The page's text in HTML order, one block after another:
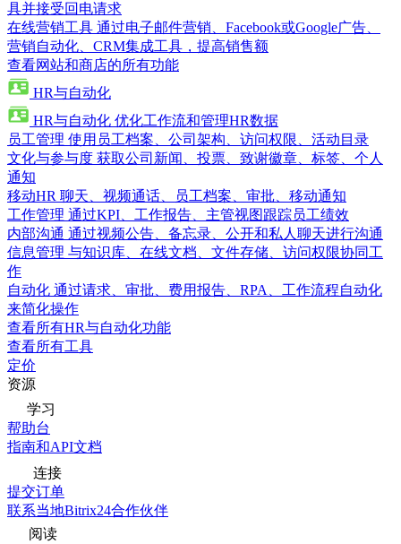
具并接受回电请求
在线营销工具 通过电子邮件营销、Facebook或Google广告、
营销自动化、CRM集成工具，提高销售额
查看网站和商店的所有功能
HR与自动化
HR与自动化 优化工作流和管理HR数据
员工管理 使用员工档案、公司架构、访问权限、活动目录
文化与参与度 获取公司新闻、投票、致谢徽章、标签、个人
通知
移动HR 聊天、视频通话、员工档案、审批、移动通知
工作管理 通过KPI、工作报告、主管视图跟踪员工绩效
内部沟通 通过视频公告、备忘录、公开和私人聊天进行沟通
信息管理 与知识库、在线文档、文件存储、访问权限协同工
作
自动化 通过请求、审批、费用报告、RPA、工作流程自动化
来简化操作
查看所有HR与自动化功能
查看所有工具
定价
资源
学习
帮助台
指南和API文档
连接
提交订单
联系当地Bitrix24合作伙伴
阅读